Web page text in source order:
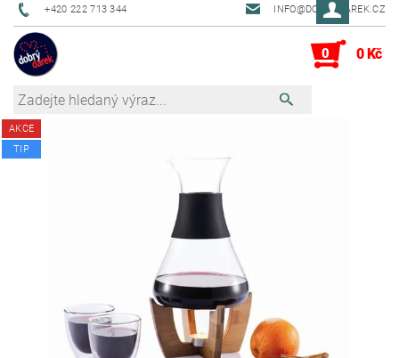
+420 222 713 344 INFO@DOBRYDAREK.CZ
0 0 Kč
AKCE
TIP